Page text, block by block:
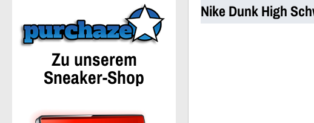
Zu unserem
Sneaker-Shop
Nike Dunk High